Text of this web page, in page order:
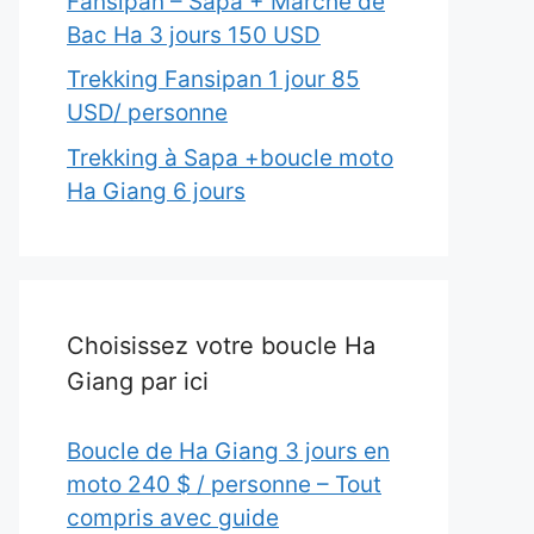
Bac Ha 3 jours 150 USD
Trekking Fansipan 1 jour 85
USD/ personne
Trekking à Sapa +boucle moto
Ha Giang 6 jours
Choisissez votre boucle Ha
Giang par ici
Boucle de Ha Giang 3 jours en
moto 240 $ / personne – Tout
compris avec guide